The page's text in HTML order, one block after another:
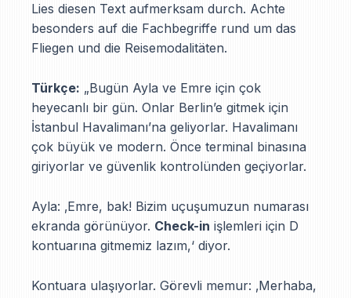
Lies diesen Text aufmerksam durch. Achte
besonders auf die Fachbegriffe rund um das
Fliegen und die Reisemodalitäten.
Türkçe: „Bugün Ayla ve Emre için çok
heyecanlı bir gün. Onlar Berlin’e gitmek için
İstanbul Havalimanı’na geliyorlar. Havalimanı
çok büyük ve modern. Önce terminal binasına
giriyorlar ve güvenlik kontrolünden geçiyorlar.
Ayla: ‚Emre, bak! Bizim uçuşumuzun numarası
ekranda görünüyor. Check-in işlemleri için D
kontuarına gitmemiz lazım,‘ diyor.
Kontuara ulaşıyorlar. Görevli memur: ‚Merhaba,